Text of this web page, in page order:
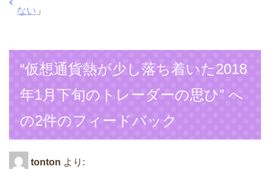
ない 」
“仮想通貨熱が少し落ち着いた2018
年1月下旬のトレーダーの思ひ” へ
の2件のフィードバック
tonton より: